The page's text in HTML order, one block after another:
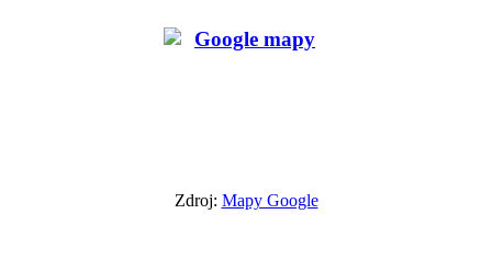
Zdroj: Mapy Google